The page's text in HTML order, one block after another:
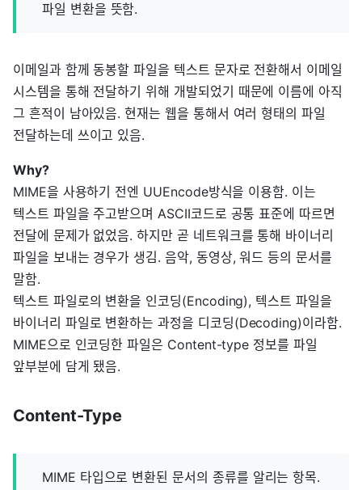
파일 변환을 뜻함.
이메일과 함께 동봉할 파일을 텍스트 문자로 전환해서 이메일
시스템을 통해 전달하기 위해 개발되었기 때문에 이름에 아직
그 흔적이 남아있음. 현재는 웹을 통해서 여러 형태의 파일
전달하는데 쓰이고 있음.
Why?
MIME을 사용하기 전엔 UUEncode방식을 이용함. 이는
텍스트 파일을 주고받으며 ASCII코드로 공통 표준에 따르면
전달에 문제가 없었음. 하지만 곧 네트워크를 통해 바이너리
파일을 보내는 경우가 생김. 음악, 동영상, 워드 등의 문서를
말함.
텍스트 파일로의 변환을 인코딩(Encoding), 텍스트 파일을
바이너리 파일로 변환하는 과정을 디코딩(Decoding)이라함.
MIME으로 인코딩한 파일은 Content-type 정보를 파일
앞부분에 담게 됐음.
Content-Type
MIME 타입으로 변환된 문서의 종류를 알리는 항목.